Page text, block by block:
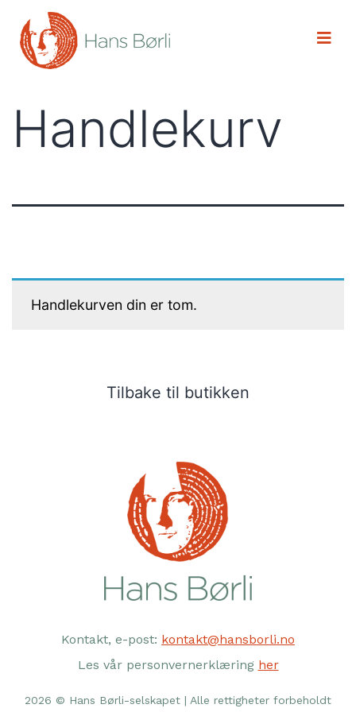
Handlekurv
Handlekurven din er tom.
Tilbake til butikken
Kontakt, e-post: kontakt@hansborli.no
Les vår personvernerklæring her
2026 © Hans Børli-selskapet | Alle rettigheter forbeholdt